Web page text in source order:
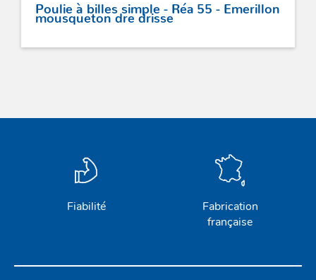
Poulie à billes simple - Réa 55 - Emerillon
mousqueton dre drisse
Fiabilité
Fabrication
française